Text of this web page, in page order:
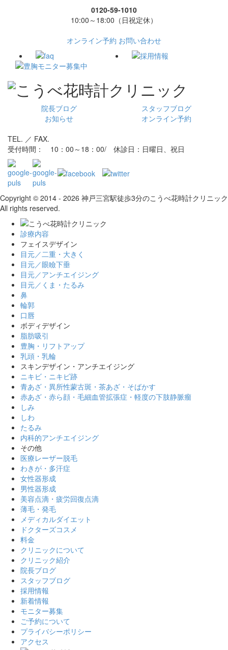
0120-59-1010
10:00～18:00（日祝定休）
オンライン予約 お問い合わせ
院長ブログ
スタッフブログ
お知らせ
オンライン予約
TEL. ／ FAX.
受付時間： 10：00～18：00/ 休診日：日曜日、祝日
Copyright © 2014 - 2026 神戸三宮駅徒歩3分のこうべ花時計クリニック
All rights reserved.
診療内容
フェイスデザイン
目元／二重・大きく
目元／眼瞼下垂
目元／アンチエイジング
目元／くま・たるみ
鼻
輪郭
口唇
ボディデザイン
脂肪吸引
豊胸・リフトアップ
乳頭・乳輪
スキンデザイン・アンチエイジング
ニキビ・ニキビ跡
青あざ・異所性蒙古斑・茶あざ・そばかす
赤あざ・赤ら顔・毛細血管拡張症・軽度の下肢静脈瘤
しみ
しわ
たるみ
内科的アンチエイジング
その他
医療レーザー脱毛
わきが・多汗症
女性器形成
男性器形成
美容点滴・疲労回復点滴
薄毛・発毛
メディカルダイエット
ドクターズコスメ
料金
クリニックについて
クリニック紹介
院長ブログ
スタッフブログ
採用情報
新着情報
モニター募集
ご予約について
プライバシーポリシー
アクセス